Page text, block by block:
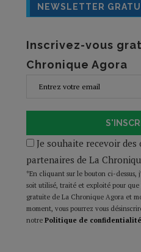
NEWSLETTER
Inscrivez-vous
Chronique Agora
Je souhaite recevoir
partenaires de La
*En cliquant sur le bouton ci-dessus,
soit utilisé, traité et exploité pour
gratuite de La Chronique Agora et
moment, vous pourrez vous
notre Politique de confidentialité